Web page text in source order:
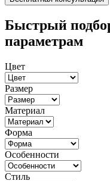
Быстрый
параметрам
Цвет
Размер
Материал
Форма
Особенности
Стиль